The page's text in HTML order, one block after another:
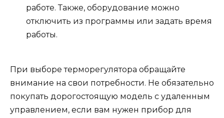
работе. Также, оборудование можно
отключить из программы или задать время
работы.
При выборе терморегулятора обращайте
внимание на свои потребности. Не обязательно
покупать дорогостоящую модель с удаленным
управлением, если вам нужен прибор для